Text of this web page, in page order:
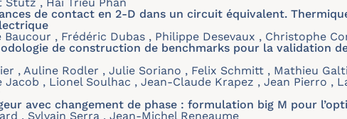
de contact en 2-D dans un circuit équivalent.
, Frédéric Dubas , Philippe Desevaux , Christophe
de construction de benchmarks pour la validation
, Auline Rodler , Julie Soriano , Felix Schmitt , Mathieu
Jacob , Lionel Soulhac , Jean-Claude Krapez , Jean Pierro ,
avec changement de phase : formulation big M pour
, Sylvain Serra , Jean-Michel Reneaume